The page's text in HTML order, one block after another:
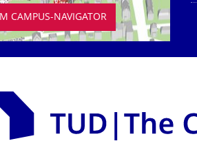
IM CAMPUS-NAVIGATOR